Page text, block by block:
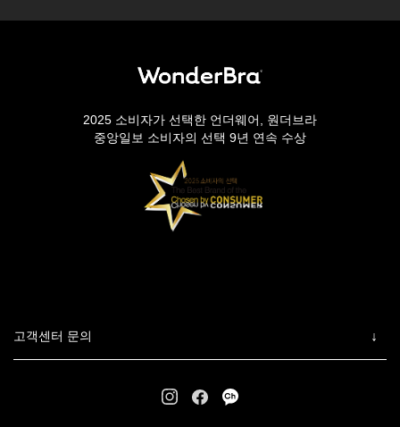
2025 소비자가 선택한 언더웨어, 원더브라
중앙일보 소비자의 선택 9년 연속 수상
고객센터 문의